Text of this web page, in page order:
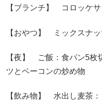
【ブランチ】 コロッケ
【おやつ】 ミックスナ
【夜】 ご飯：食パン5枚
ツとベーコンの炒め物
【飲み物】 水出し麦茶